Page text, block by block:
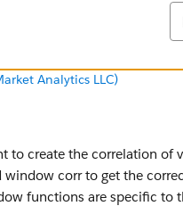
Analytics LLC)
to create the correlation of
corr to get the
functions are specific to